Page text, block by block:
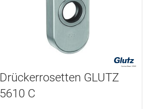
Drückerrosetten GLUTZ
5610 C